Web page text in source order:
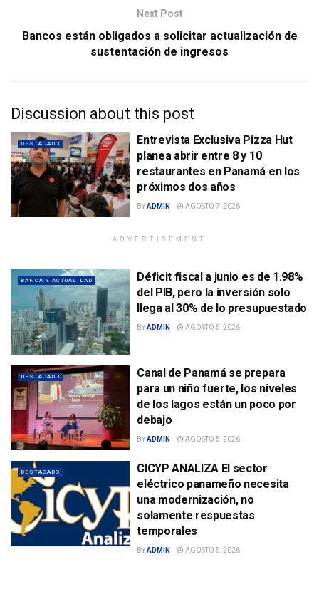
Next Post
Bancos están obligados a solicitar actualización de
sustentación de ingresos
Discussion about this post
DESTACADO
Entrevista Exclusiva Pizza Hut
planea abrir entre 8 y 10
restaurantes en Panamá en los
próximos dos años
BYADMIN AGOSTO 7, 2026
ADVERTISEMENT
BANCA Y ACTUALIDAD
Déficit fiscal a junio es de 1.98%
del PIB, pero la inversión solo
llega al 30% de lo presupuestado
BYADMIN AGOSTO 5, 2026
DESTACADO
Canal de Panamá se prepara
para un niño fuerte, los niveles
de los lagos están un poco por
debajo
BYADMIN AGOSTO 5, 2026
DESTACADO
CICYP ANALIZA El sector
eléctrico panameño necesita
una modernización, no
solamente respuestas
temporales
BYADMIN AGOSTO 5, 2026